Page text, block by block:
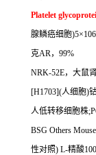
Platelet
腺鳞癌细胞)5×
克AR， 99%
NRK-52E，大鼠
[H1703](人细胞)
人低转移细胞株
BSG Others Mouse
性对照) L-精酸100